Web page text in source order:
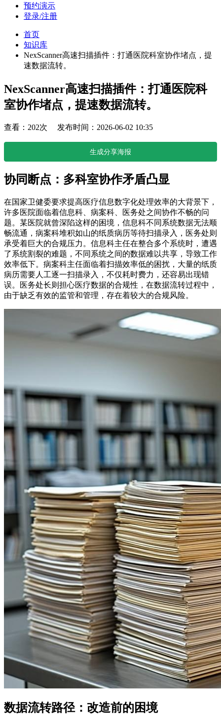
预约演示
登录/注册
首页
知识库
NexScanner高速扫描插件：打通医院科室协作堵点，提
速数据流转。
NexScanner高速扫描插件：打通医院科
室协作堵点，提速数据流转。
查看：202次 发布时间：2026-06-02 10:35
生成分享海报
协同断点：多科室协作矛盾凸显
在国家卫健委要求提高医疗信息数字化处理效率的大背景下，
许多医院面临着信息科、病案科、医务处之间协作不畅的问
题。某医院就曾深陷这样的困境，信息科不同系统数据无法顺
畅流通，病案科堆积如山的纸质病历等待扫描录入，医务处则
承受着巨大的合规压力。信息科主任在整合多个系统时，遭遇
了系统割裂的难题，不同系统之间的数据难以共享，导致工作
效率低下。病案科主任面临着扫描效率低的困扰，大量的纸质
病历需要人工逐一扫描录入，不仅耗时费力，还容易出现错
误。医务处长则担心医疗数据的合规性，在数据流转过程中，
由于缺乏有效的监管和管理，存在着较大的合规风险。
数据流转路径：改造前的困境